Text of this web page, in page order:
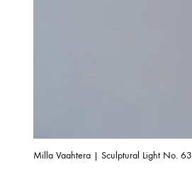
Milla Vaahtera | Sculptural Light No. 63